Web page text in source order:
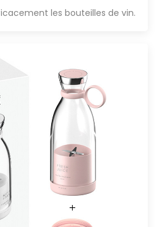
les bouteilles de vin.